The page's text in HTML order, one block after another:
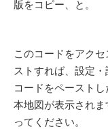
版をコピー、と。
このコードをアク
ストすれば、設定・
コードをペースト
本地図が表示され
ってください。